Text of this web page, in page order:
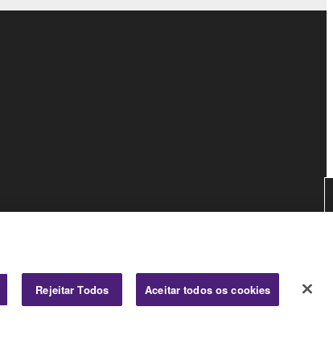
Rejeitar Todos Aceitar todos os cookies